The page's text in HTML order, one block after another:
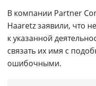
В компании Partner
Haaretz заявили, что
к указанной
связать их имя с
ошибочными.